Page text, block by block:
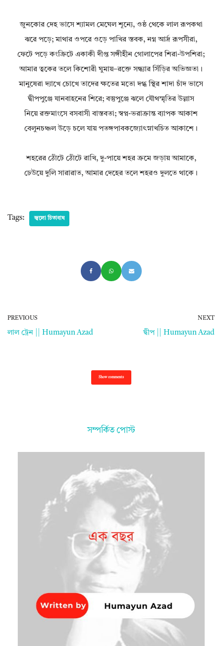
জুনকোর দেহ ভাসে শ্যামল মেঘেল শূন্যে, ওষ্ঠ থেকে লাল রূপকথা
ঝরে পড়ে; মাথার ওপরে ওড়ে পাখির স্তবক, নগ্ন আর্দ্র রূপসীরা,
ফেটে পড়ে কংক্রিটে একাকী দীপ্ত সঙ্গীহীন গোলাপের শিরা-উপশিরা;
আমার ত্বকের তলে কিশোরী ঘুমায়–রক্তে সন্ধ্যার সিঁড়ির অভিজ্ঞতা।
মানুষেরা দ্যাখে চোখে তাদের ক্ষতের মতো দগ্ধ স্থির শাদা চাঁদ ভাসে
দ্বীপপুঞ্জে যানবাহনের শিরে; বস্তুপুঞ্জে ঝলে যৌথস্মৃতির উল্লাস
নিয়ে রক্তমাংসে বসবাসী বাস্তবতা; স্বপ্ন-ভরাক্রান্ত ব্যাপক আকাশ
বেলুনচঞ্চল উড়ে চলে যায় পতঙ্গপাবকজ্যোৎস্নাখচিত আকাশে।
শহরের ঠোঁটে ঠোঁটে রাখি, দু-পায়ে শহর ক্রমে জড়ায় আমাকে,
ঢেউয়ে দুলি সারারাত, আমার দেহের তলে শহরও দুলতে থাকে।
Tags: জ্বলো চিতাবাঘ
PREVIOUS
লাল ট্রেন || Humayun Azad
NEXT
দ্বীপ || Humayun Azad
Show comments
সম্পর্কিত পোস্ট